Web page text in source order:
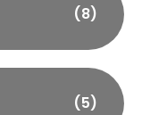
(8)
(5)